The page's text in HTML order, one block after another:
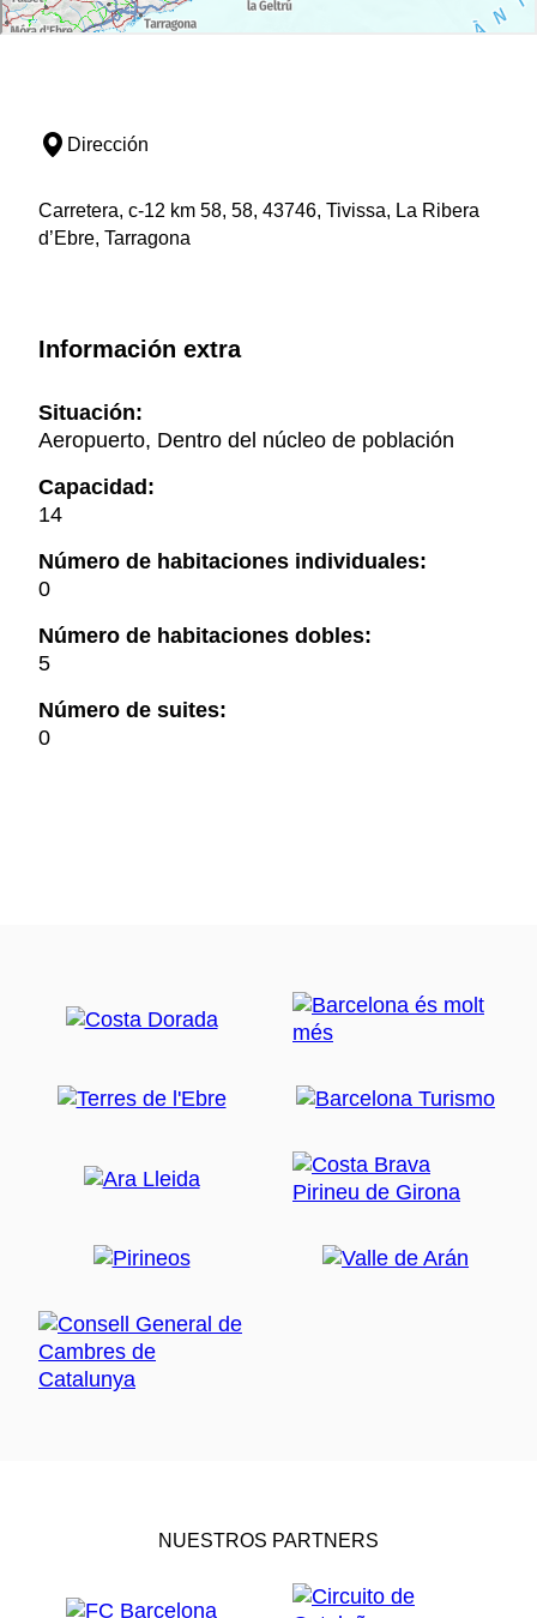
Dirección
Carretera, c-12 km 58, 58, 43746, Tivissa, La Ribera
d’Ebre, Tarragona
Información extra
Situación:
Aeropuerto, Dentro del núcleo de población
Capacidad:
14
Número de habitaciones individuales:
0
Número de habitaciones dobles:
5
Número de suites:
0
NUESTROS PARTNERS